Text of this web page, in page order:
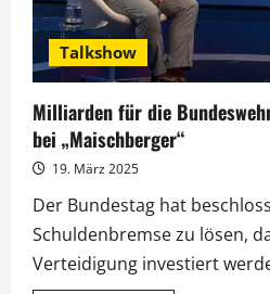
Talkshow
Milliarden für die
bei „Maischberger“
19. März 2025
Der Bundestag hat
Schuldenbremse zu lösen,
Verteidigung investiert